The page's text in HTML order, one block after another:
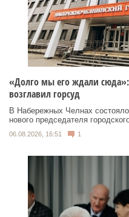
«Долго мы его ждали
возглавил горсуд
В Набережных Челнах
нового председателя
06.08.2026, 16:51 1